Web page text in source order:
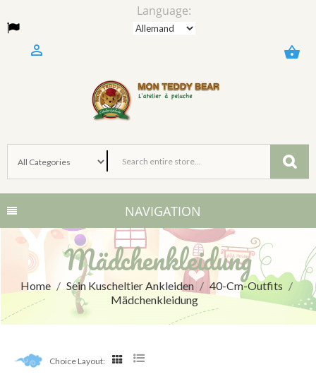
Language:
shopping_basket

NAVIGATION
Mädchenkleidung
Home Sein Kuscheltier Ankleiden
40-Cm-Outfits
Mädchenkleidung
Choice Layout: